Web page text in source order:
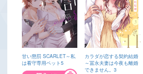
甘い懲罰 SCARLET～私
は看守専用ペット5
カラダが恋する契約結婚
～冨永夫妻は今夜も離婚
できません。3